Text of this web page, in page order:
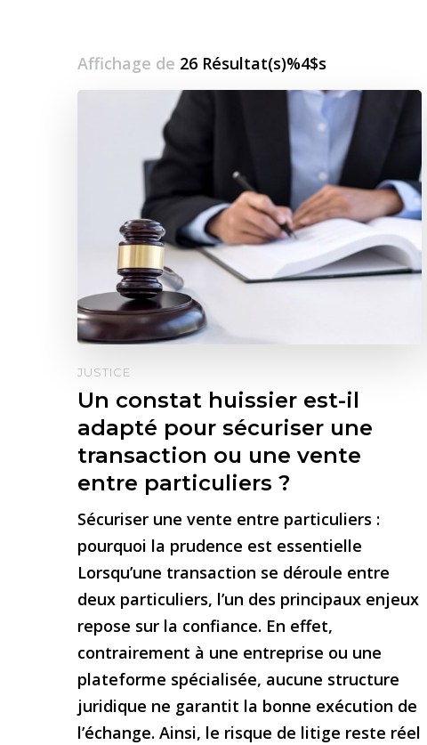
Affichage de 26 Résultat(s)%4$s
JUSTICE
Un constat huissier est-il
adapté pour sécuriser une
transaction ou une vente
entre particuliers ?
Sécuriser une vente entre particuliers :
pourquoi la prudence est essentielle
Lorsqu’une transaction se déroule entre
deux particuliers, l’un des principaux enjeux
repose sur la confiance. En effet,
contrairement à une entreprise ou une
plateforme spécialisée, aucune structure
juridique ne garantit la bonne exécution de
l’échange. Ainsi, le risque de litige reste réel